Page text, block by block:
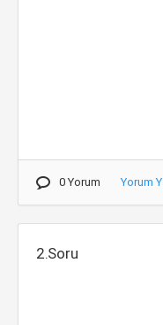
0 Yorum Yorum
2.Soru